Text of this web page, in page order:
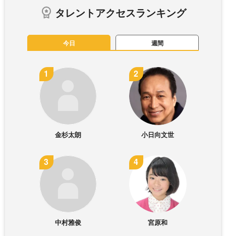
タレントアクセスランキング
今日 週間
金杉太朗 小日向文世
中村雅俊 宮原和